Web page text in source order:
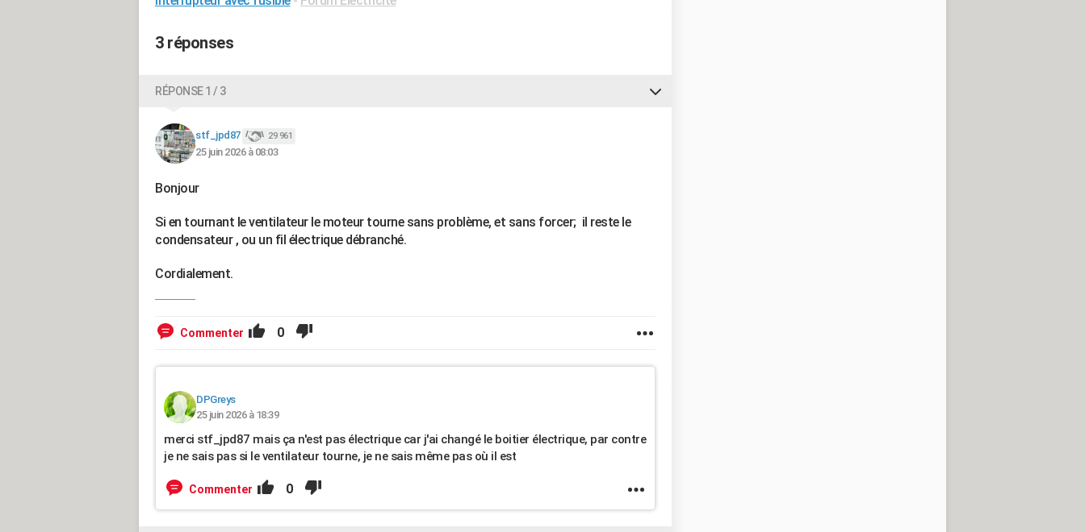
3 réponses
RÉPONSE 1 / 3
stf_jpd87 29 961
25 juin 2026 à 08:03
Bonjour
Si en tournant le ventilateur le moteur tourne sans problème, et sans forcer; il reste le
condensateur , ou un fil électrique débranché.
Cordialement.
Commenter 0
DPGreys
25 juin 2026 à 18:39
merci stf_jpd87 mais ça n'est pas électrique car j'ai changé le boitier électrique, par contre
je ne sais pas si le ventilateur tourne, je ne sais même pas où il est
Commenter 0